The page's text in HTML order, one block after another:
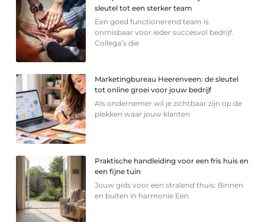
sleutel tot een sterker team
Een goed functionerend team is
onmisbaar voor ieder succesvol bedrijf.
Collega’s die
Marketingbureau Heerenveen: de sleutel
tot online groei voor jouw bedrijf
Als ondernemer wil je zichtbaar zijn op de
plekken waar jouw klanten
Praktische handleiding voor een fris huis en
een fijne tuin
Jouw gids voor een stralend thuis: Binnen
en buiten in harmonie Een